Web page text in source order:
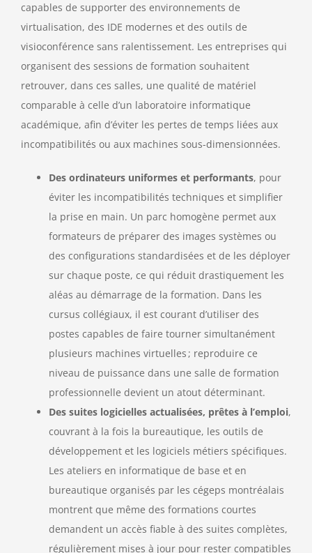
capables de supporter des environnements de
virtualisation, des IDE modernes et des outils de
visioconférence sans ralentissement. Les entreprises qui
organisent des sessions de formation souhaitent
retrouver, dans ces salles, une qualité de matériel
comparable à celle d’un laboratoire informatique
académique, afin d’éviter les pertes de temps liées aux
incompatibilités ou aux machines sous-dimensionnées.
Des ordinateurs uniformes et performants, pour
éviter les incompatibilités techniques et simplifier
la prise en main. Un parc homogène permet aux
formateurs de préparer des images systèmes ou
des configurations standardisées et de les déployer
sur chaque poste, ce qui réduit drastiquement les
aléas au démarrage de la formation. Dans les
cursus collégiaux, il est courant d’utiliser des
postes capables de faire tourner simultanément
plusieurs machines virtuelles ; reproduire ce
niveau de puissance dans une salle de formation
professionnelle devient un atout déterminant.
Des suites logicielles actualisées, prêtes à l’emploi,
couvrant à la fois la bureautique, les outils de
développement et les logiciels métiers spécifiques.
Les ateliers en informatique de base et en
bureautique organisés par les cégeps montréalais
montrent que même des formations courtes
demandent un accès fiable à des suites complètes,
régulièrement mises à jour pour rester compatibles